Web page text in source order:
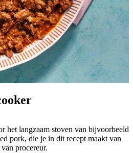
het langzaam stoven van bijvoorbeeld
pork, die je in dit recept maakt van
procereur.